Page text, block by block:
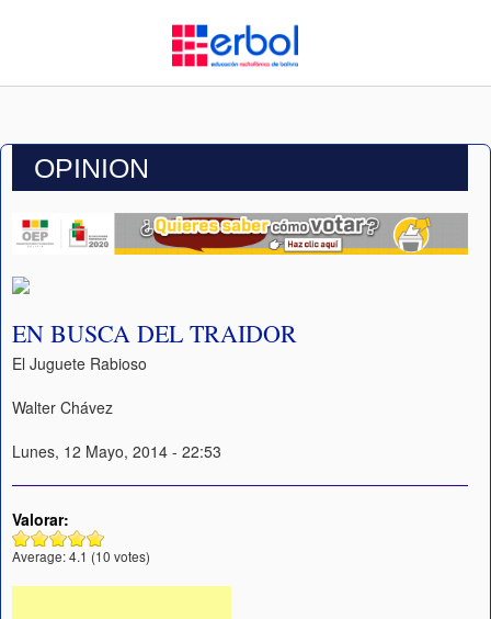
OPINION
EN BUSCA DEL TRAIDOR
El Juguete Rabioso
Walter Chávez
Lunes, 12 Mayo, 2014 - 22:53
Valorar:
Average:4.1 (10 votes)